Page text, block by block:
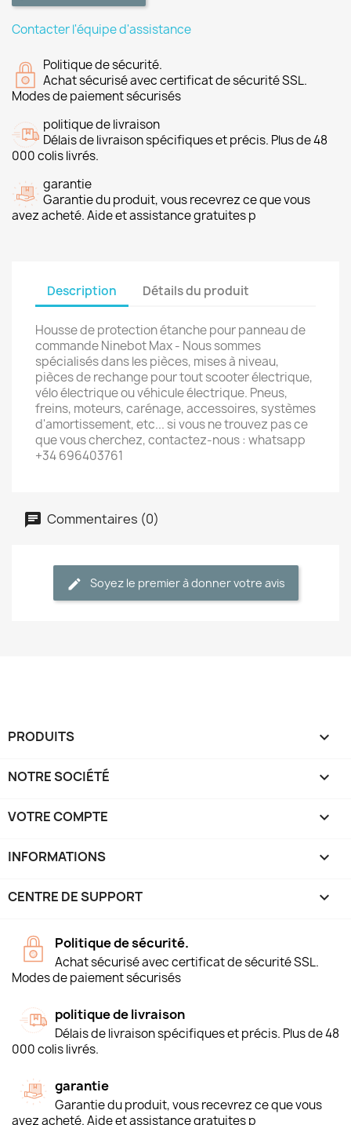
Contacter l'équipe d'assistance
Politique de sécurité.
Achat sécurisé avec certificat de sécurité SSL.
Modes de paiement sécurisés
politique de livraison
Délais de livraison spécifiques et précis. Plus de 48
000 colis livrés.
garantie
Garantie du produit, vous recevrez ce que vous
avez acheté. Aide et assistance gratuites p
Description Détails du produit
Housse de protection étanche pour panneau de
commande Ninebot Max - Nous sommes
spécialisés dans les pièces, mises à niveau,
pièces de rechange pour tout scooter électrique,
vélo électrique ou véhicule électrique. Pneus,
freins, moteurs, carénage, accessoires, systèmes
d'amortissement, etc... si vous ne trouvez pas ce
que vous cherchez, contactez-nous : whatsapp
+34 696403761
Commentaires (0)
Soyez le premier à donner votre avis
PRODUITS 
NOTRE SOCIÉTÉ 
VOTRE COMPTE 
INFORMATIONS keyboard_arrow_down
CENTRE DE SUPPORT 
Politique de sécurité.
Achat sécurisé avec certificat de sécurité SSL.
Modes de paiement sécurisés
politique de livraison
Délais de livraison spécifiques et précis. Plus de 48
000 colis livrés.
garantie
Garantie du produit, vous recevrez ce que vous
avez acheté. Aide et assistance gratuites p